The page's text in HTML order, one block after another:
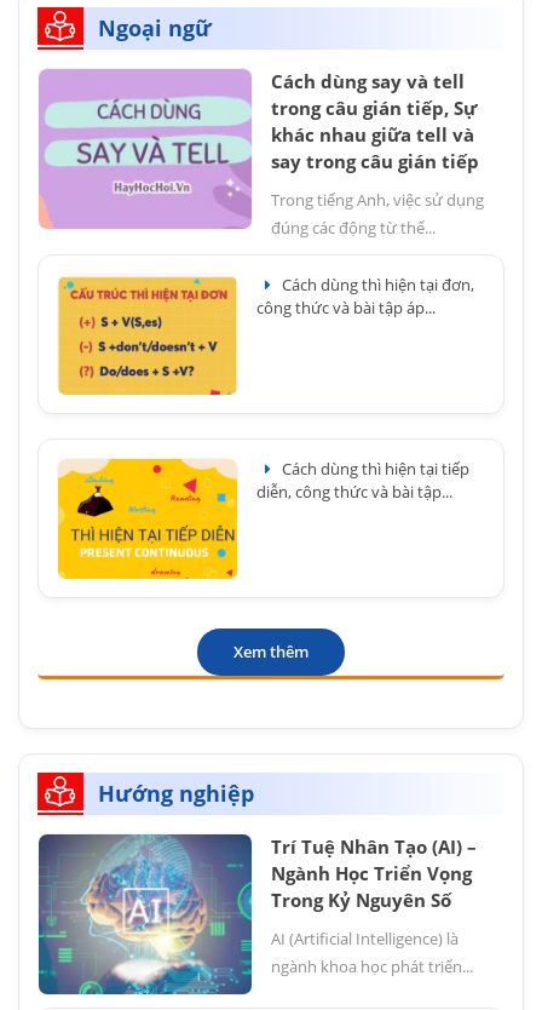
Ngoại ngữ
Cách dùng say và tell
trong câu gián tiếp, Sự
khác nhau giữa tell và
say trong câu gián tiếp
Trong tiếng Anh, việc sử dụng
đúng các động từ thể...
Cách dùng thì hiện tại đơn,
công thức và bài tập áp...
Cách dùng thì hiện tại tiếp
diễn, công thức và bài tập...
Xem thêm
Hướng nghiệp
Trí Tuệ Nhân Tạo (AI) –
Ngành Học Triển Vọng
Trong Kỷ Nguyên Số
AI (Artificial Intelligence) là
ngành khoa học phát triển...